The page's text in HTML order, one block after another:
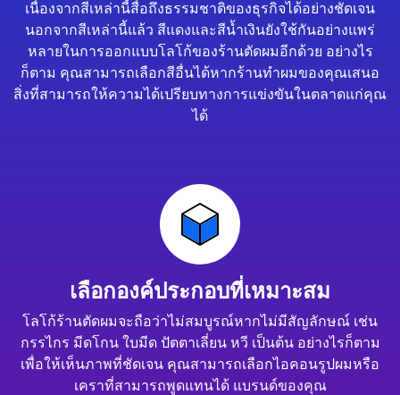
เนื่องจากสีเหล่านี้สื่อถึงธรรมชาติของธุรกิจได้อย่างชัดเจน
นอกจากสีเหล่านี้แล้ว สีแดงและสีน้ำเงินยังใช้กันอย่างแพร่
หลายในการออกแบบโลโก้ของร้านตัดผมอีกด้วย อย่างไร
ก็ตาม คุณสามารถเลือกสีอื่นได้หากร้านทำผมของคุณเสนอ
สิ่งที่สามารถให้ความได้เปรียบทางการแข่งขันในตลาดแก่คุณ
ได้
เลือกองค์ประกอบที่เหมาะสม
โลโก้ร้านตัดผมจะถือว่าไม่สมบูรณ์หากไม่มีสัญลักษณ์ เช่น
กรรไกร มีดโกน ใบมีด ปัตตาเลี่ยน หวี เป็นต้น อย่างไรก็ตาม
เพื่อให้เห็นภาพที่ชัดเจน คุณสามารถเลือกไอคอนรูปผมหรือ
เคราที่สามารถพูดแทนได้ แบรนด์ของคุณ